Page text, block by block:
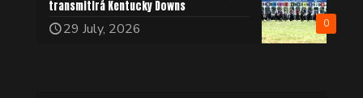
0
transmitirá Kentucky Downs
29 July, 2026